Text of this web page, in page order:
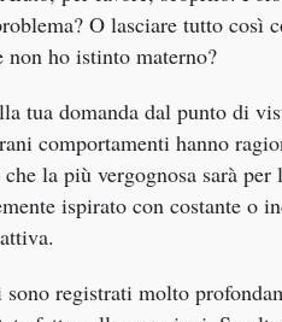
O lasciare tutto così
non ho istinto materno?
tua domanda dal punto di
comportamenti hanno
che la più vergognosa sarà
ispirato con costante o
registrati molto